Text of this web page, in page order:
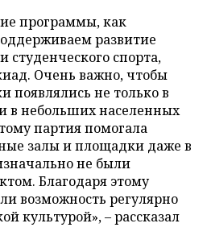
программы, как
развитие
студенческого спорта,
Очень важно, чтобы
появлялись не только в
в небольших населенных
партия помогала
залы и площадки даже в
не были
Благодаря этому
возможность регулярно
культурой», – рассказал